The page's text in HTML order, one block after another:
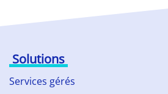
Solutions
Services gérés